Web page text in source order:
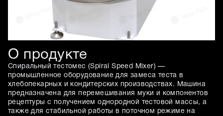
О продукте
Спиральный тестомес (Spiral Speed Mixer) —
промышленное оборудование для замеса теста в
хлебопекарных и кондитерских производствах. Машина
предназначена для перемешивания муки и компонентов
рецептуры с получением однородной тестовой массы, а
также для стабильной работы в поточном режиме на